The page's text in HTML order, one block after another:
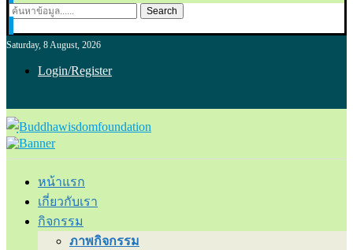
Search
Saturday, 8 August, 2026
Login/Register
หน้าแรก
เกี่ยวกับเรา
กิจกรรม
ภาพกิจกรรม